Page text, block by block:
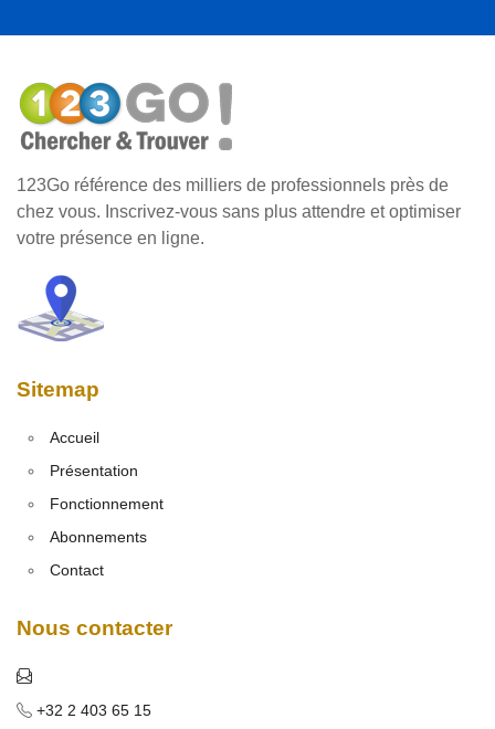
123Go référence des milliers de professionnels près de
chez vous. Inscrivez-vous sans plus attendre et optimiser
votre présence en ligne.
Sitemap
Accueil
Présentation
Fonctionnement
Abonnements
Contact
Nous contacter
+32 2 403 65 15